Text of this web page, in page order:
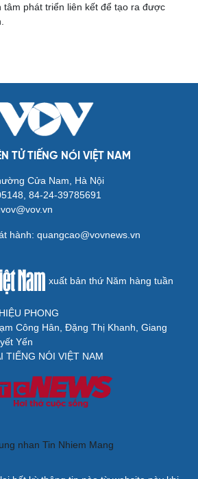
tâm phát triển liên kết để tạo ra được
TỬ TIẾNG NÓI VIỆT NAM
Cửa Nam, Hà Nội
84-24-39785691
hành: quangcao@vovnews.vn
xuất bản thứ Năm hàng tuần
PHONG
Công Hân, Đặng Thị Khanh, Giang
Yến
TIẾNG NÓI VIỆT NAM